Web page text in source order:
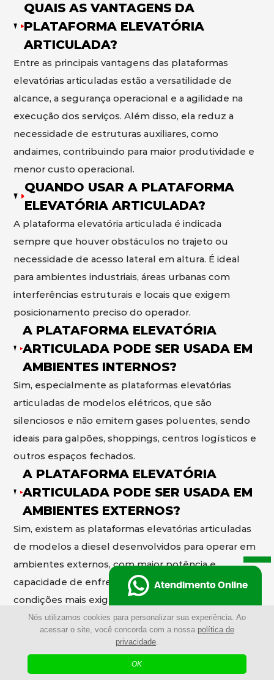
Nós utilizamos cookies para personalizar sua experiência. Ao
acessar o site, você concorda com a nossa política de
privacidade.
OK
QUAIS AS VANTAGENS DA
PLATAFORMA ELEVATÓRIA
ARTICULADA?
Entre as principais vantagens das plataformas
elevatórias articuladas estão a versatilidade de
alcance, a segurança operacional e a agilidade na
execução dos serviços. Além disso, ela reduz a
necessidade de estruturas auxiliares, como
andaimes, contribuindo para maior produtividade e
menor custo operacional.
QUANDO USAR A PLATAFORMA
ELEVATÓRIA ARTICULADA?
A plataforma elevatória articulada é indicada
sempre que houver obstáculos no trajeto ou
necessidade de acesso lateral em altura. É ideal
para ambientes industriais, áreas urbanas com
interferências estruturais e locais que exigem
posicionamento preciso do operador.
A PLATAFORMA ELEVATÓRIA
ARTICULADA PODE SER USADA EM
AMBIENTES INTERNOS?
Sim, especialmente as plataformas elevatórias
articuladas de modelos elétricos, que são
silenciosos e não emitem gases poluentes, sendo
ideais para galpões, shoppings, centros logísticos e
outros espaços fechados.
A PLATAFORMA ELEVATÓRIA
ARTICULADA PODE SER USADA EM
AMBIENTES EXTERNOS?
Sim, existem as plataformas elevatórias articuladas
de modelos a diesel desenvolvidos para operar em
ambientes externos, com maior potência e
capacidade de enfrentar terrenos irregulares e
condições mais exigentes.
POR QUE ESCOLHER A
PLATAFORMA ELEVATÓRIA
ARTICULADA AO INVÉS DE
ANDAIMES?
Atendimento Online